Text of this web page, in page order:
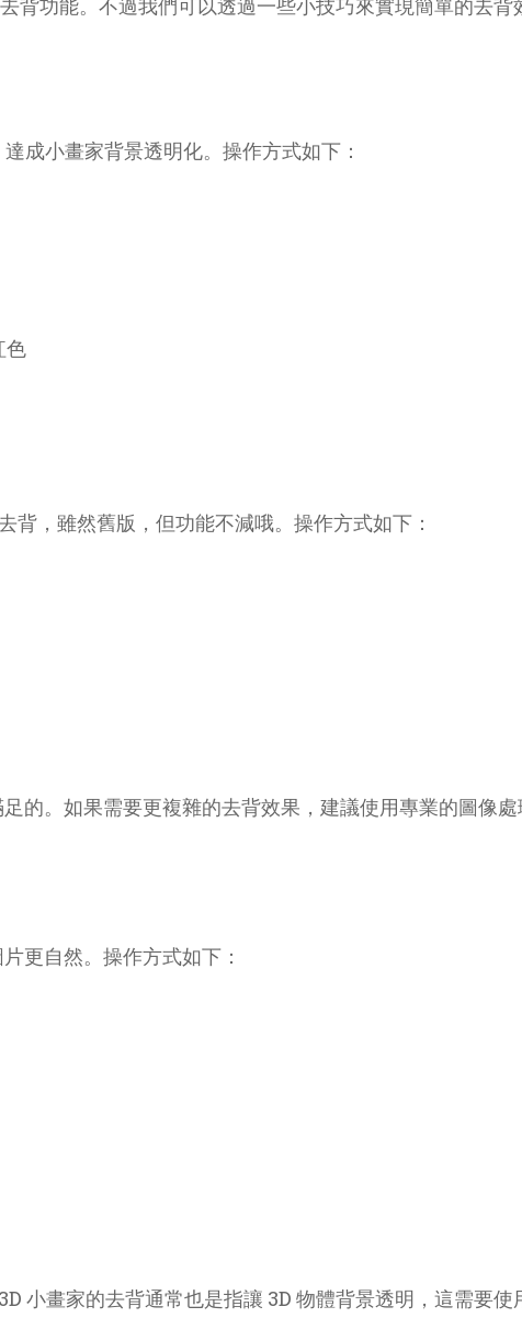
成小畫家背景透明化。操作方式如下：
色
，雖然舊版，但功能不減哦。操作方式如下：
的。如果需要更複雜的去背效果，建議使用專業的圖像
更自然。操作方式如下：
小畫家的去背通常也是指讓 3D 物體背景透明，這需要使